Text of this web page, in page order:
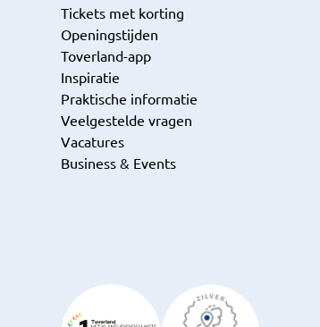
Tickets met korting
Openingstijden
Toverland-app
Inspiratie
Praktische informatie
Veelgestelde vragen
Vacatures
Business & Events